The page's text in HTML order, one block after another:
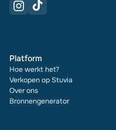
Platform
Hoe werkt het?
Verkopen op Stuvia
Over ons
Bronnengenerator